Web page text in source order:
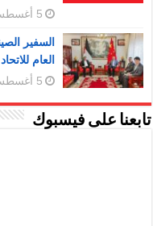
5 أغسطس، 2026
السفير
العام
5 أغسطس، 2026
تابعنا على فيسبوك